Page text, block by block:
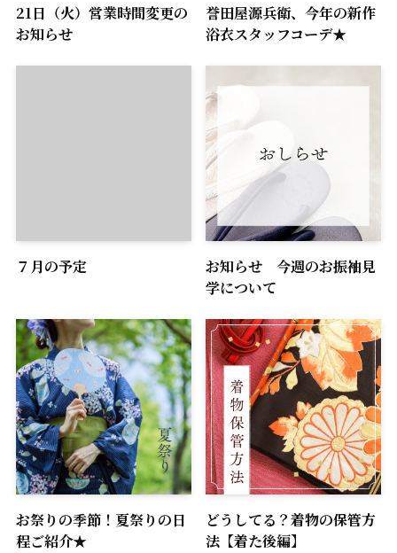
21日（火）営業時間変更の
お知らせ
誉田屋源兵衛、今年の新作
浴衣スタッフコーデ★
７月の予定
お知らせ 今週のお振袖見
学について
お祭りの季節！夏祭りの日
程ご紹介★
どうしてる？着物の保管方
法【着た後編】